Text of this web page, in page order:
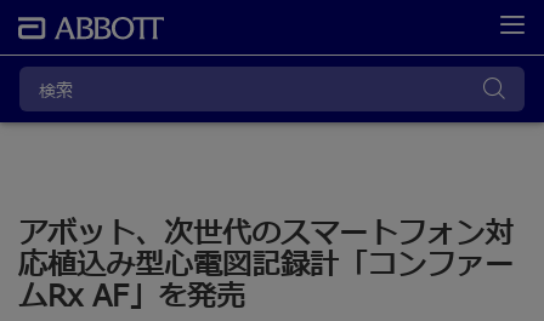
アボット、次世代のスマートフォン対
応植込み型心電図記録計「コンファー
ムRx AF」を発売